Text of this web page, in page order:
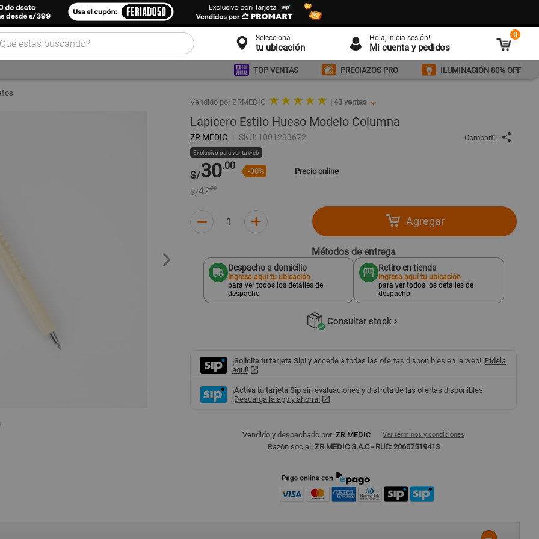
Selecciona
tu ubicación
Hola, inicia sesión!
Mi cuenta y pedidos
0
TOP VENTAS PRECIAZOS PRO ILUMINACIÓN 80% OFF
Vendido por ZRMEDIC ★ ★ ★ ★ ★ | 43 ventas
Lapicero Estilo Hueso Modelo Columna
ZR MEDIC SKU: 1001293672 Compartir
Exclusivo para venta web
S/30.00 -30% Precio online
S/42.90
Agregar
Métodos de entrega
Despacho a domicilio
Ingresa aquí tu ubicación
para ver todos los detalles de
despacho
Retiro en tienda
Ingresa aquí tu ubicación
para ver todos los detalles de
despacho
Consultar stock
¡Solicita tu tarjeta Sip! y accede a todas las ofertas disponibles en la web! ¡Pídela
aquí!
¡Activa tu tarjeta Sip sin evaluaciones y disfruta de las ofertas disponibles
¡Descarga la app y ahorra!
Vendido y despachado por: ZR MEDIC Ver términos y condiciones
Razón social: ZR MEDIC S.A.C - RUC: 20607519413